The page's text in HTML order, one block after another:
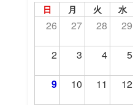
日 月 火 水
26 27 28 29
2 3 4 5
9 10 11 12